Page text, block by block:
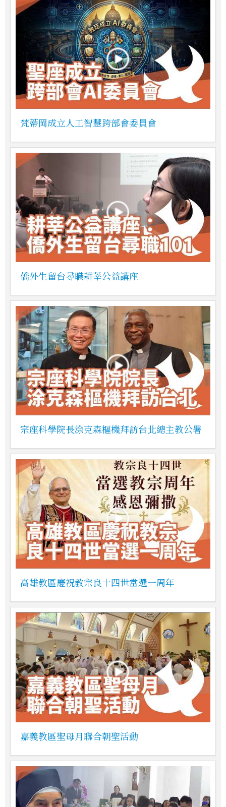
梵蒂岡成立人工智慧跨部會委員會
僑外生留台尋職耕莘公益講座
宗座科學院長涂克森樞機拜訪台北總主教公署
高雄教區慶祝教宗良十四世當選一周年
嘉義教區聖母月聯合朝聖活動